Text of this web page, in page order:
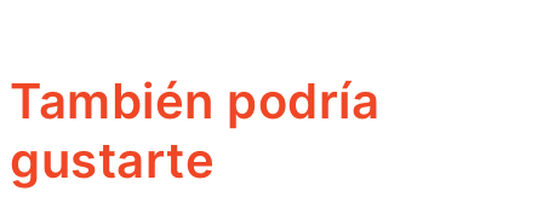
También podría
gustarte